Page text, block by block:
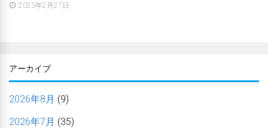
2023年2月27日
アーカイブ
2026年8月 (9)
2026年7月 (35)